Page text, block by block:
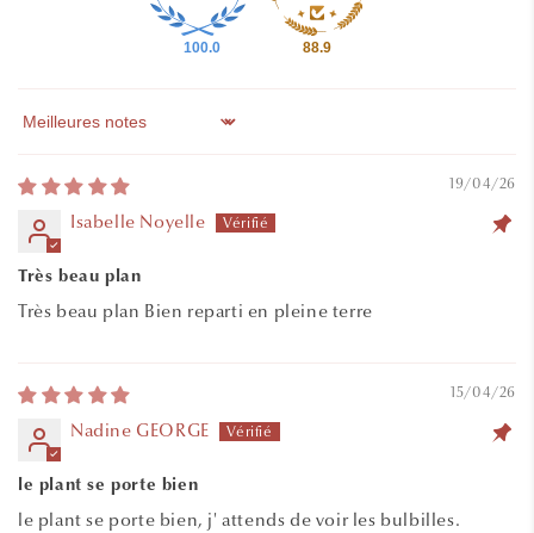
100.0 88.9
Sort by
19/04/26
Isabelle Noyelle
Très beau plan
Très beau plan Bien reparti en pleine terre
15/04/26
Nadine GEORGE
le plant se porte bien
le plant se porte bien, j' attends de voir les bulbilles.